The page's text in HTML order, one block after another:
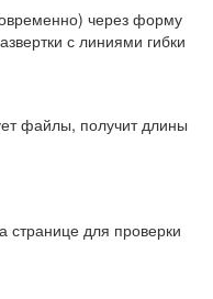
через форму
с линиями гибки
файлы, получит длины
странице для проверки